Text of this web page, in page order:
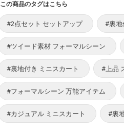
この商品のタグはこちら
#2点セット セットアップ #裏地
#ツイード素材 フォーマルシーン
#裏地付き ミニスカート #上品
#フォーマルシーン 万能アイテム
#カジュアル ミニスカート #裏